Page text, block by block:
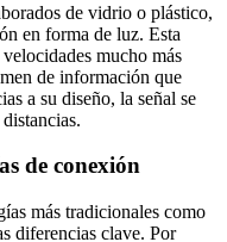
de vidrio o plástico,
en forma de luz. Esta
mucho más
de información que
a su diseño, la señal se
de conexión
más tradicionales como
diferencias clave. Por